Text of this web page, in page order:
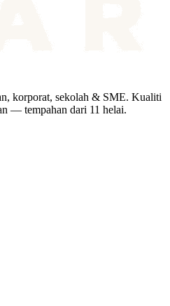
korporat, sekolah & SME. Kualiti
— tempahan dari 11 helai.